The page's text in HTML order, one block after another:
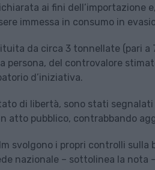
ai fini
immessa in consumo in
da circa 3 tonnellate (pari
persona, del controvalore
d’iniziativa.
di libertà, sono stati
atto pubblico, contrabbando
svolgono i propri controlli sulla
nazionale – sottolinea la